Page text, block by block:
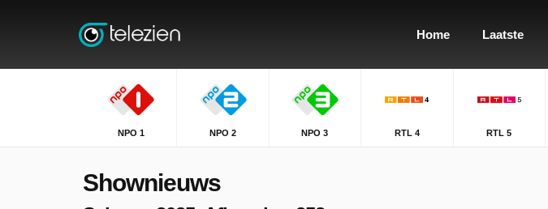
Home Laatste
NPO 1 NPO 2 NPO 3 RTL 4 RTL 5
Shownieuws